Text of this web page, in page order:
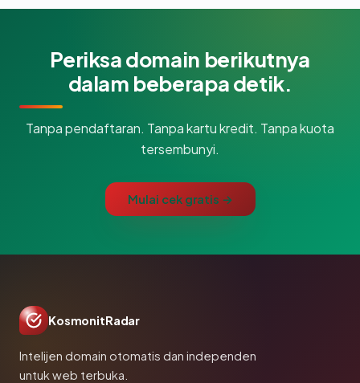
Periksa domain berikutnya
dalam beberapa detik.
Tanpa pendaftaran. Tanpa kartu kredit. Tanpa kuota
tersembunyi.
Mulai cek gratis →
KosmonitRadar
Intelijen domain otomatis dan independen
untuk web terbuka.